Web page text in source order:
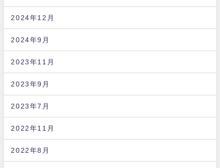
2024年12月
2024年9月
2023年11月
2023年9月
2023年7月
2022年11月
2022年8月